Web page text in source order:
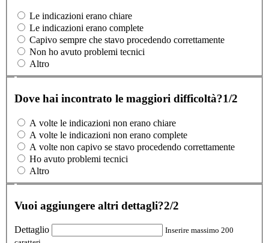
Le indicazioni erano chiare
Le indicazioni erano complete
Capivo sempre che stavo procedendo correttamente
Non ho avuto problemi tecnici
Altro
Dove hai incontrato le maggiori difficoltà?1/2
A volte le indicazioni non erano chiare
A volte le indicazioni non erano complete
A volte non capivo se stavo procedendo correttamente
Ho avuto problemi tecnici
Altro
Vuoi aggiungere altri dettagli?2/2
Dettaglio
Inserire massimo 200